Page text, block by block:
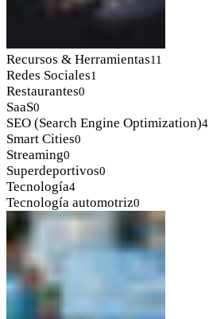
Recursos & Herramientas11
Redes Sociales1
Restaurantes0
SaaS0
SEO (Search Engine Optimization)4
Smart Cities0
Streaming0
Superdeportivos0
Tecnología4
Tecnología automotriz0